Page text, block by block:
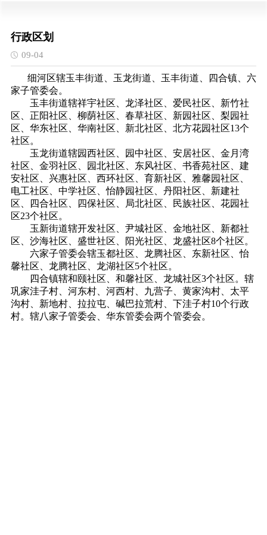
行政区划
09-04
细河区辖玉丰街道、玉龙街道、玉丰街道、四合镇、六
家子管委会。
玉丰街道辖祥宇社区、龙泽社区、爱民社区、新竹社
区、正阳社区、柳荫社区、春草社区、新园社区、梨园社
区、华东社区、华南社区、新北社区、北方花园社区13个
社区。
玉龙街道辖园西社区、园中社区、安居社区、金月湾
社区、金羽社区、园北社区、东风社区、书香苑社区、建
安社区、兴惠社区、西环社区、育新社区、雅馨园社区、
电工社区、中学社区、怡静园社区、丹阳社区、新建社
区、四合社区、四保社区、局北社区、民族社区、花园社
区23个社区。
玉新街道辖开发社区、尹城社区、金地社区、新都社
区、沙海社区、盛世社区、阳光社区、龙盛社区8个社区。
六家子管委会辖玉都社区、龙腾社区、东新社区、怡
馨社区、龙腾社区、龙湖社区5个社区。
四合镇辖和颐社区、和馨社区、龙城社区3个社区。辖
巩家洼子村、河东村、河西村、九营子、黄家沟村、太平
沟村、新地村、拉拉屯、碱巴拉荒村、下洼子村10个行政
村。辖八家子管委会、华东管委会两个管委会。